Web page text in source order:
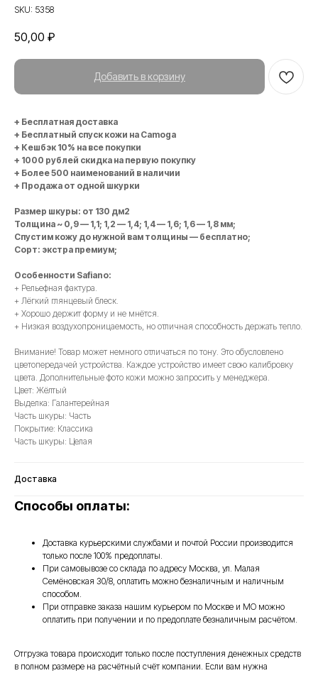
SKU: 5358
50,00 ₽
Добавить в корзину
+ Бесплатная доставка
+ Бесплатный спуск кожи на Camoga
+ Кешбэк 10% на все покупки
+ 1000 рублей скидка на первую покупку
+ Более 500 наименований в наличии
+ Продажа от одной шкурки
Размер шкуры: от 130 дм2
Толщина ~ 0,9 — 1,1; 1,2 — 1,4; 1,4 — 1,6; 1,6 — 1,8 мм;
Спустим кожу до нужной вам толщины — бесплатно;
Сорт: экстра премиум;
Особенности Safiano:
+ Рельефная фактура.
+ Лёгкий глянцевый блеск.
+ Хорошо держит форму и не мнётся.
+ Низкая воздухопроницаемость, но отличная способность держать тепло.
Внимание! Товар может немного отличаться по тону. Это обусловлено
цветопередачей устройства. Каждое устройство имеет свою калибровку
цвета. Дополнительные фото кожи можно запросить у менеджера.
Цвет: Жёлтый
Выделка: Галантерейная
Часть шкуры: Часть
Покрытие: Классика
Часть шкуры: Целая
Доставка
Способы оплаты:
Доставка курьерскими службами и почтой России производится
только после 100% предоплаты.
При самовывозе со склада по адресу Москва, ул. Малая
Семёновская 30/8, оплатить можно безналичным и наличным
способом.
При отправке заказа нашим курьером по Москве и МО можно
оплатить при получении и по предоплате безналичным расчётом.
Отгрузка товара происходит только после поступления денежных средств
в полном размере на расчётный счёт компании. Если вам нужна